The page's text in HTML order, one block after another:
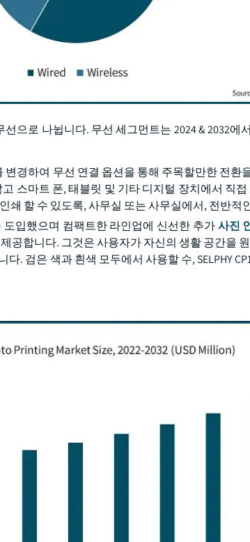
으로 나뉩니다. 무선 세그먼트는 2024 & 2032에
경하여 무선 연결 옵션을 통해 주목할만한 전환
스마트 폰, 태블릿 및 기타 디지털 장치에서 직
쇄 할 수 있도록, 사무실 또는 사무실에서, 전반적
도입했으며 컴팩트한 라인업에 신선한 추가사진
공합니다. 그것은 사용자가 자신의 생활 공간을
. 검은 색과 흰색 모두에서 사용할 수, SELPHY